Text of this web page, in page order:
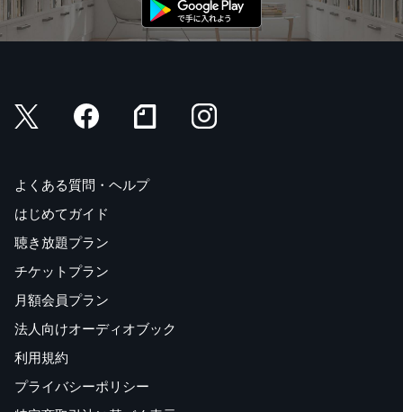
よくある質問・ヘルプ
はじめてガイド
聴き放題プラン
チケットプラン
月額会員プラン
法人向けオーディオブック
利用規約
プライバシーポリシー